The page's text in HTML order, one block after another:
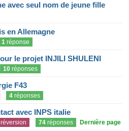
avec seul nom de jeune fille
en Allemagne
1 réponse
le projet INJILI SHULENI
10 réponses
F43
4 réponses
avec INPS italie
74 réponses Dernière page